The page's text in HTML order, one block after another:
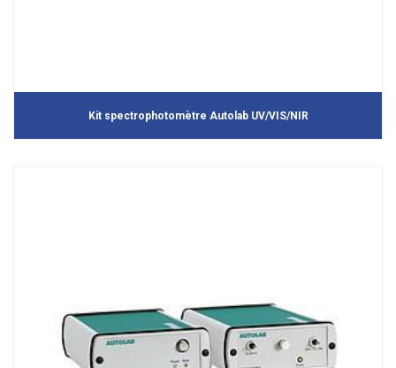
Kit spectrophotomètre Autolab UV/VIS/NIR